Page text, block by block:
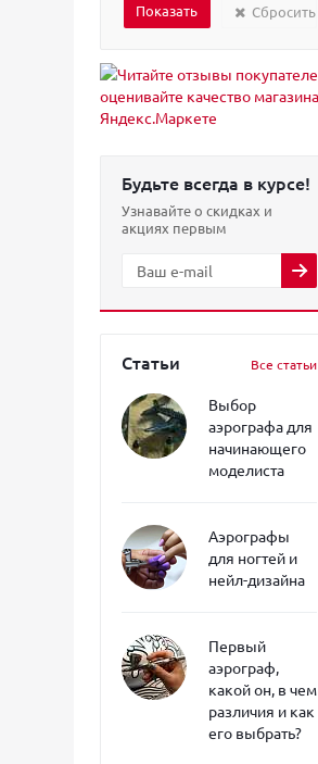
Сбросить
Будьте всегда в курсе!
Узнавайте о скидках и
акциях первым
Статьи Все статьи
Выбор
аэрографа для
начинающего
моделиста
Аэрографы
для ногтей и
нейл-дизайна
Первый
аэрограф,
какой он, в чем
различия и как
его выбрать?